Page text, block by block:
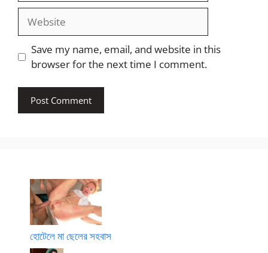
Website
Save my name, email, and website in this
browser for the next time I comment.
হোটেলে মা ছেলের সহবাস